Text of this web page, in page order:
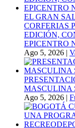
EL GRAN
CORFERIAS
EDICIÓN,
EPICENTRO
Ago 5, 2026 |
MASCULINA
Ago 5, 2026 |